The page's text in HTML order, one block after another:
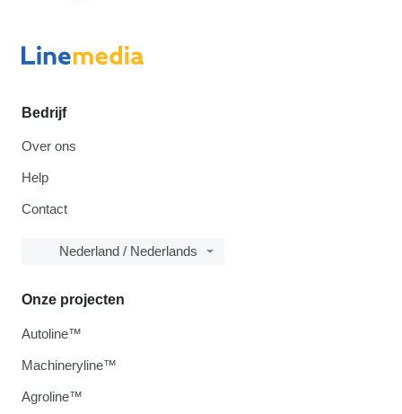
Bedrijf
Over ons
Help
Contact
Nederland / Nederlands
Onze projecten
Autoline™
Machineryline™
Agroline™